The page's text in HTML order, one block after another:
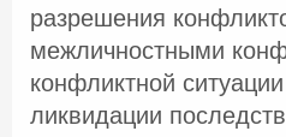
разрешения
межличностными
конфликтной
ликвидации